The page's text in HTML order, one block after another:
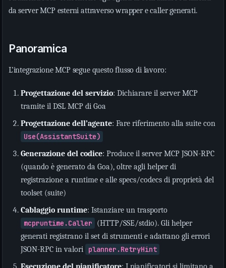
da server MCP esterni attraverso wrapper e caller generati.
Panoramica
L’integrazione MCP segue questo flusso di lavoro:
Progettazione del servizio: Dichiarare il server MCP
tramite il DSL MCP di Goa
Progettazione dell’agente: Fare riferimento alla suite con
Use(AssistantSuite)
Generazione del codice: Produce il server MCP JSON-RPC
(quando è generato da Goa), oltre agli helper di
registrazione a runtime e alle specs/codecs di proprietà del
toolset (suite)
Cablaggio runtime: Istanziare un trasporto
mcpruntime.Caller
(HTTP/SSE/stdio). Gli helper
generati registrano il set di strumenti e adattano gli errori
JSON-RPC in valori
planner.RetryHint